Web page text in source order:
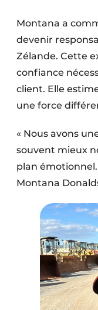
Montana a
devenir
Zélande. Cette
confiance
client. Elle
une force
« Nous avons
souvent mieux
plan émotionnel.
Montana